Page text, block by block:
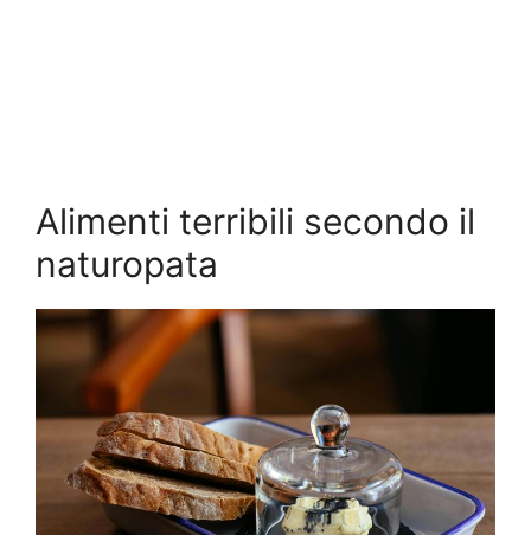
Alimenti terribili secondo il
naturopata